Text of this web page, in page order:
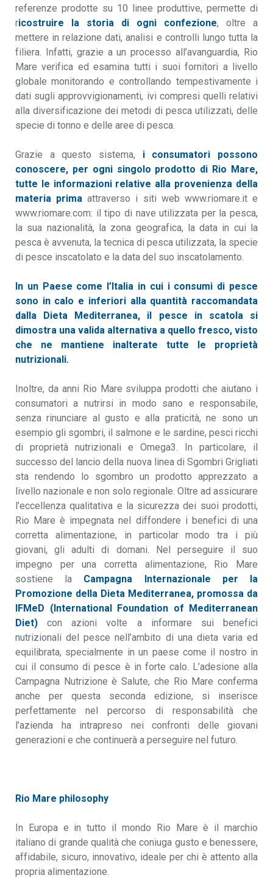
referenze prodotte su 10 linee produttive, permette di
ricostruire la storia di ogni confezione, oltre a
mettere in relazione dati, analisi e controlli lungo tutta la
filiera. Infatti, grazie a un processo all’avanguardia, Rio
Mare verifica ed esamina tutti i suoi fornitori a livello
globale monitorando e controllando tempestivamente i
dati sugli approvvigionamenti, ivi compresi quelli relativi
alla diversificazione dei metodi di pesca utilizzati, delle
specie di tonno e delle aree di pesca.
Grazie a questo sistema, i consumatori possono
conoscere, per ogni singolo prodotto di Rio Mare,
tutte le informazioni relative alla provenienza della
materia prima attraverso i siti web www.riomare.it e
www.riomare.com: il tipo di nave utilizzata per la pesca,
la sua nazionalità, la zona geografica, la data in cui la
pesca è avvenuta, la tecnica di pesca utilizzata, la specie
di pesce inscatolato e la data del suo inscatolamento.
In un Paese come l’Italia in cui i consumi di pesce
sono in calo e inferiori alla quantità raccomandata
dalla Dieta Mediterranea, il pesce in scatola si
dimostra una valida alternativa a quello fresco, visto
che ne mantiene inalterate tutte le proprietà
nutrizionali.
Inoltre, da anni Rio Mare sviluppa prodotti che aiutano i
consumatori a nutrirsi in modo sano e responsabile,
senza rinunciare al gusto e alla praticità, ne sono un
esempio gli sgombri, il salmone e le sardine, pesci ricchi
di proprietà nutrizionali e Omega3. In particolare, il
successo del lancio della nuova linea di Sgombri Grigliati
sta rendendo lo sgombro un prodotto apprezzato a
livello nazionale e non solo regionale. Oltre ad assicurare
l’eccellenza qualitativa e la sicurezza dei suoi prodotti,
Rio Mare è impegnata nel diffondere i benefici di una
corretta alimentazione, in particolar modo tra i più
giovani, gli adulti di domani. Nel perseguire il suo
impegno per una corretta alimentazione, Rio Mare
sostiene la Campagna Internazionale per la
Promozione della Dieta Mediterranea, promossa da
IFMeD (International Foundation of Mediterranean
Diet) con azioni volte a informare sui benefici
nutrizionali del pesce nell’ambito di una dieta varia ed
equilibrata, specialmente in un paese come il nostro in
cui il consumo di pesce è in forte calo. L’adesione alla
Campagna Nutrizione è Salute, che Rio Mare conferma
anche per questa seconda edizione, si inserisce
perfettamente nel percorso di responsabilità che
l’azienda ha intrapreso nei confronti delle giovani
generazioni e che continuerà a perseguire nel futuro.
Rio Mare philosophy
In Europa e in tutto il mondo Rio Mare è il marchio
italiano di grande qualità che coniuga gusto e benessere,
affidabile, sicuro, innovativo, ideale per chi è attento alla
propria alimentazione.